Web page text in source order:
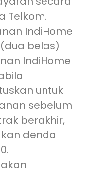
Telkom.
IndiHome
belas)
IndiHome
untuk
sebelum
berakhir,
denda